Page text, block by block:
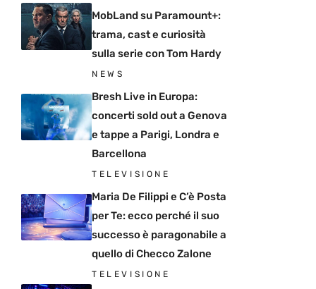
MobLand su Paramount+:
trama, cast e curiosità
sulla serie con Tom Hardy
NEWS
Bresh Live in Europa:
concerti sold out a Genova
e tappe a Parigi, Londra e
Barcellona
TELEVISIONE
Maria De Filippi e C’è Posta
per Te: ecco perché il suo
successo è paragonabile a
quello di Checco Zalone
TELEVISIONE